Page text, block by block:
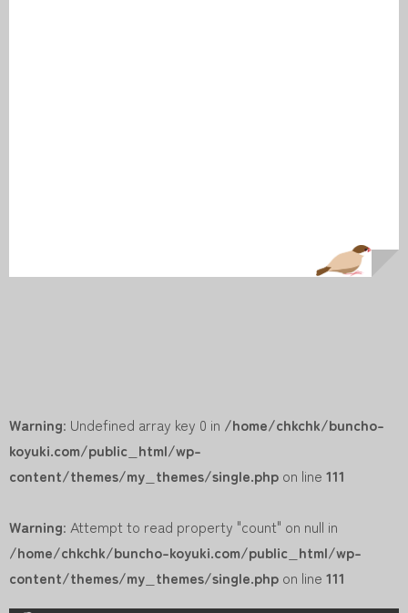
Warning: Undefined array key 0 in /home/chkchk/buncho-
koyuki.com/public_html/wp-
content/themes/my_themes/single.php on line 111
Warning: Attempt to read property "count" on null in
/home/chkchk/buncho-koyuki.com/public_html/wp-
content/themes/my_themes/single.php on line 111